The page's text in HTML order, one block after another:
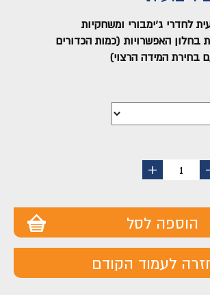
לחדרי ג'ימבורי ומשחקיות
בחלון האפשרויות (כמות הכדורים
בחירת המידה הרצוי)
1
הוסף
הוספה לסל
לעמוד הקודם